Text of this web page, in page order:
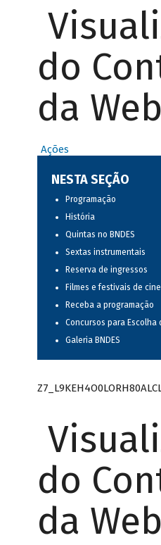
do
da Web
Ações
NESTA SEÇÃO
Programação
História
Quintas no BNDES
Sextas instrumentais
Reserva de ingressos
Filmes e festivais de
Receba a programação
Concursos para Escolha
Galeria BNDES
do
da Web